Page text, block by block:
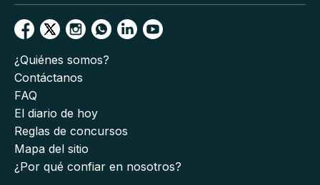
¿Quiénes somos?
Contáctanos
FAQ
El diario de hoy
Reglas de concursos
Mapa del sitio
¿Por qué confiar en nosotros?